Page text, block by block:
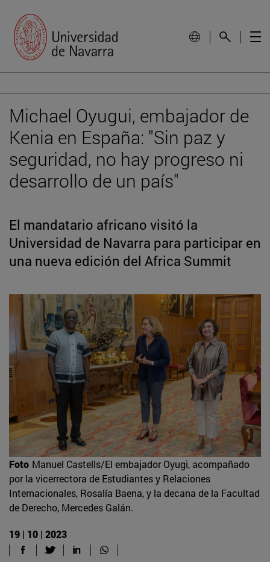
Michael Oyugui, embajador de
Kenia en España: "Sin paz y
seguridad, no hay progreso ni
desarrollo de un país"
El mandatario africano visitó la
Universidad de Navarra para participar en
una nueva edición del Africa Summit
Foto Manuel Castells/El embajador Oyugi, acompañado
por la vicerrectora de Estudiantes y Relaciones
Internacionales, Rosalía Baena, y la decana de la Facultad
de Derecho, Mercedes Galán.
19 | 10 | 2023